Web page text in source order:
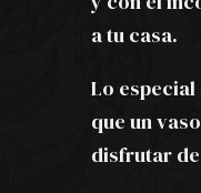
a tu casa.
Lo
que un
disfrutar